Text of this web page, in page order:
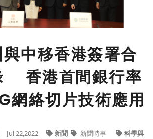
中移香港簽署合
香港首間銀行率
網絡切片技術應用
Jul 22,2022 新聞 新聞時事 科學與